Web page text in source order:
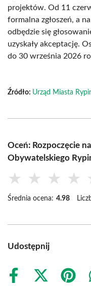
projektów. Od 11
formalna zgłoszeń, a
odbędzie się
uzyskały akceptację.
do 30 września 2026
Źródło: Urząd Miasta
Oceń: Rozpoczęcie
Obywatelskiego
★ ★ ★ ★
Średnia ocena: 4.98
Udostępnij
Share
Share
Share